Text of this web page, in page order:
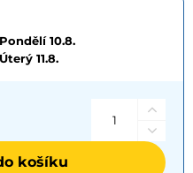
Pondělí 10.8.
Úterý 11.8.
košíku